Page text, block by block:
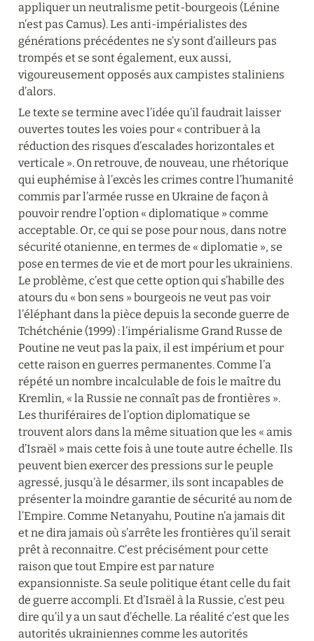
appliquer un neutralisme petit-bourgeois (Lénine
n’est pas Camus). Les anti-impérialistes des
générations précédentes ne s’y sont d’ailleurs pas
trompés et se sont également, eux aussi,
vigoureusement opposés aux campistes staliniens
d’alors.
Le texte se termine avec l’idée qu’il faudrait laisser
ouvertes toutes les voies pour « contribuer à la
réduction des risques d’escalades horizontales et
verticale ». On retrouve, de nouveau, une rhétorique
qui euphémise à l’excès les crimes contre l’humanité
commis par l’armée russe en Ukraine de façon à
pouvoir rendre l’option « diplomatique » comme
acceptable. Or, ce qui se pose pour nous, dans notre
sécurité otanienne, en termes de « diplomatie », se
pose en termes de vie et de mort pour les ukrainiens.
Le problème, c’est que cette option qui s’habille des
atours du « bon sens » bourgeois ne veut pas voir
l’éléphant dans la pièce depuis la seconde guerre de
Tchétchénie (1999) : l’impérialisme Grand Russe de
Poutine ne veut pas la paix, il est impérium et pour
cette raison en guerres permanentes. Comme l’a
répété un nombre incalculable de fois le maître du
Kremlin, « la Russie ne connaît pas de frontières ».
Les thuriféraires de l’option diplomatique se
trouvent alors dans la même situation que les « amis
d’Israël » mais cette fois à une toute autre échelle. Ils
peuvent bien exercer des pressions sur le peuple
agressé, jusqu’à le désarmer, ils sont incapables de
présenter la moindre garantie de sécurité au nom de
l’Empire. Comme Netanyahu, Poutine n’a jamais dit
et ne dira jamais où s’arrête les frontières qu’il serait
prêt à reconnaitre. C’est précisément pour cette
raison que tout Empire est par nature
expansionniste. Sa seule politique étant celle du fait
de guerre accompli. Et d’Israël à la Russie, c’est peu
dire qu’il y a un saut d’échelle. La réalité c’est que les
autorités ukrainiennes comme les autorités